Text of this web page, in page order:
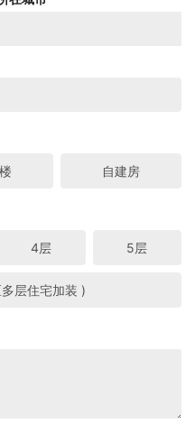
自建房
4层 5层
层住宅加装 )